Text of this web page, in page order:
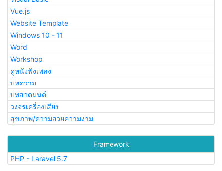
Vue.js
Website Template
Windows 10 - 11
Word
Workshop
ดูหนังฟังเพลง
บทความ
บทสวดมนต์
วงจรเครื่องเสียง
สุขภาพ/ความสวยความงาม
Framework
PHP - Laravel 5.7